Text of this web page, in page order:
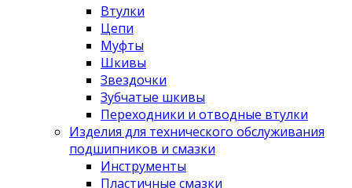
Втулки
Цепи
Муфты
Шкивы
Звездочки
Зубчатые шкивы
Переходники и отводные втулки
Изделия для технического обслуживания
подшипников и смазки
Инструменты
Пластичные смазки